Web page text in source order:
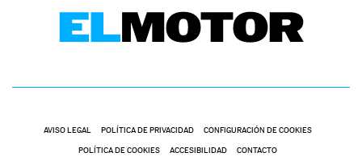
AVISO LEGAL POLÍTICA DE PRIVACIDAD CONFIGURACIÓN DE COOKIES
POLÍTICA DE COOKIES ACCESIBILIDAD CONTACTO